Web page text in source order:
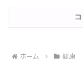
ホーム 健康